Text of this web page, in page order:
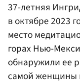
37-летняя
в октябре 2023
место
горах Нью-
обнаружили ее
самой женщины